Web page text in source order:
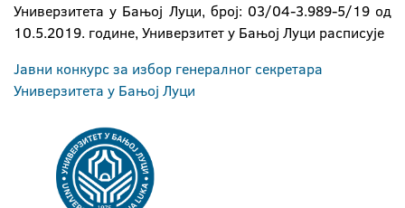
Универзитета у Бањој Луци, број: 03/04-3.989-5/19 од
10.5.2019. године, Универзитет у Бањој Луци расписује
Јавни конкурс за избор генералног секретара
Универзитета у Бањој Луци